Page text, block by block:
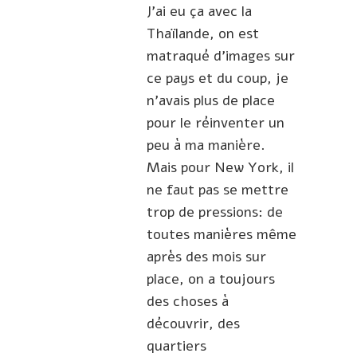
J’ai eu ça avec la
Thaïlande, on est
matraqué d’images sur
ce pays et du coup, je
n’avais plus de place
pour le réinventer un
peu à ma manière.
Mais pour New York, il
ne faut pas se mettre
trop de pressions: de
toutes manières même
après des mois sur
place, on a toujours
des choses à
découvrir, des
quartiers